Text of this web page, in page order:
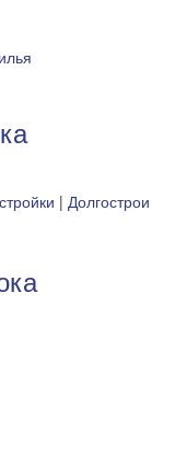
| Долгострои